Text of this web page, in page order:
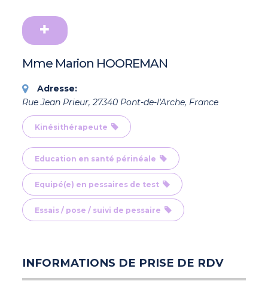
Mme Marion HOOREMAN
Adresse:
Rue Jean Prieur, 27340 Pont-de-l'Arche, France
Kinésithérapeute
Education en santé périnéale
Equipé(e) en pessaires de test
Essais / pose / suivi de pessaire
INFORMATIONS DE PRISE DE RDV